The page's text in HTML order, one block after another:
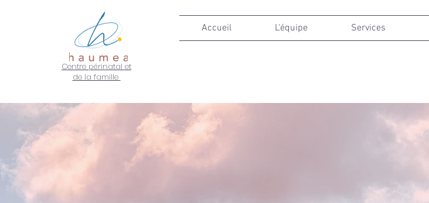
Centre périnatal et
de la famille
Accueil L'équipe Services